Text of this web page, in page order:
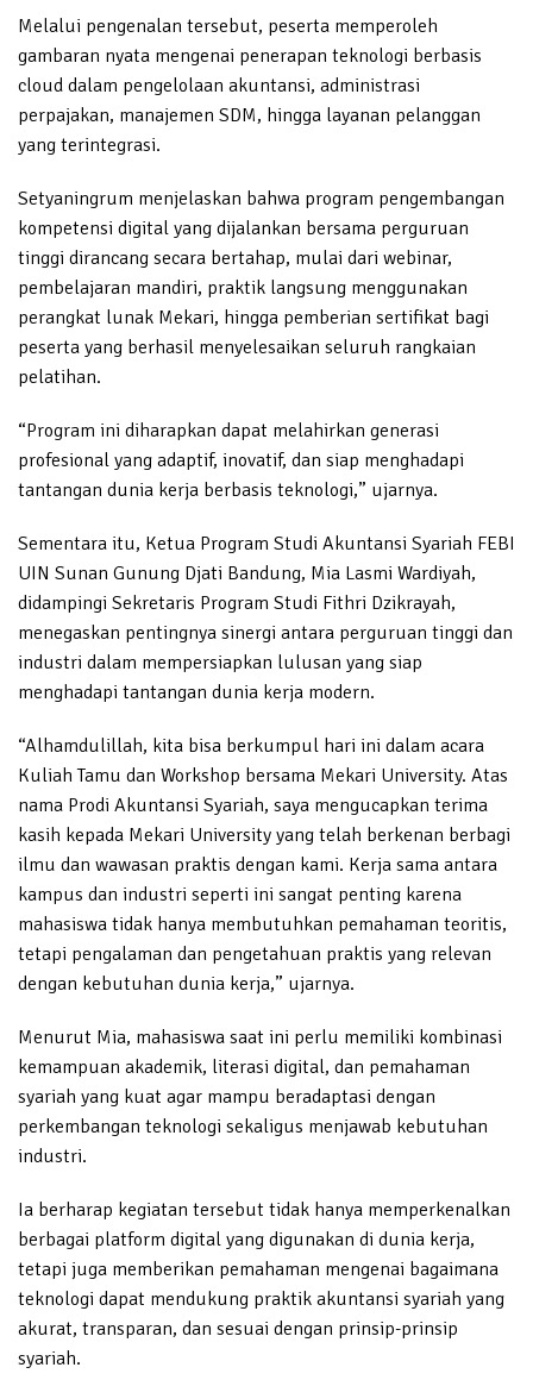
Melalui pengenalan tersebut, peserta memperoleh
gambaran nyata mengenai penerapan teknologi berbasis
cloud dalam pengelolaan akuntansi, administrasi
perpajakan, manajemen SDM, hingga layanan pelanggan
yang terintegrasi.
Setyaningrum menjelaskan bahwa program pengembangan
kompetensi digital yang dijalankan bersama perguruan
tinggi dirancang secara bertahap, mulai dari webinar,
pembelajaran mandiri, praktik langsung menggunakan
perangkat lunak Mekari, hingga pemberian sertifikat bagi
peserta yang berhasil menyelesaikan seluruh rangkaian
pelatihan.
“Program ini diharapkan dapat melahirkan generasi
profesional yang adaptif, inovatif, dan siap menghadapi
tantangan dunia kerja berbasis teknologi,” ujarnya.
Sementara itu, Ketua Program Studi Akuntansi Syariah FEBI
UIN Sunan Gunung Djati Bandung, Mia Lasmi Wardiyah,
didampingi Sekretaris Program Studi Fithri Dzikrayah,
menegaskan pentingnya sinergi antara perguruan tinggi dan
industri dalam mempersiapkan lulusan yang siap
menghadapi tantangan dunia kerja modern.
“Alhamdulillah, kita bisa berkumpul hari ini dalam acara
Kuliah Tamu dan Workshop bersama Mekari University. Atas
nama Prodi Akuntansi Syariah, saya mengucapkan terima
kasih kepada Mekari University yang telah berkenan berbagi
ilmu dan wawasan praktis dengan kami. Kerja sama antara
kampus dan industri seperti ini sangat penting karena
mahasiswa tidak hanya membutuhkan pemahaman teoritis,
tetapi pengalaman dan pengetahuan praktis yang relevan
dengan kebutuhan dunia kerja,” ujarnya.
Menurut Mia, mahasiswa saat ini perlu memiliki kombinasi
kemampuan akademik, literasi digital, dan pemahaman
syariah yang kuat agar mampu beradaptasi dengan
perkembangan teknologi sekaligus menjawab kebutuhan
industri.
Ia berharap kegiatan tersebut tidak hanya memperkenalkan
berbagai platform digital yang digunakan di dunia kerja,
tetapi juga memberikan pemahaman mengenai bagaimana
teknologi dapat mendukung praktik akuntansi syariah yang
akurat, transparan, dan sesuai dengan prinsip-prinsip
syariah.